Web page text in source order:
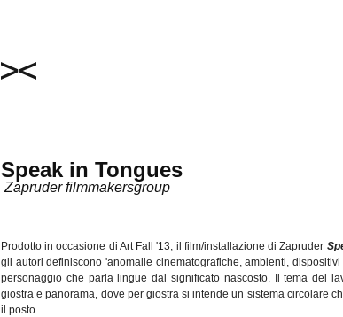
Speak in Tongues
Zapruder filmmakersgroup
Prodotto inoccasione di Art Fall '13, il film/installazione di Zapruder
gli autori definiscono 'anomalie cinematografiche,ambienti,dispositivi
personaggio che parla lingue dal significato nascosto. Iltema del
giostra e panorama, dove per giostra si intende un sistema circolare
il posto.